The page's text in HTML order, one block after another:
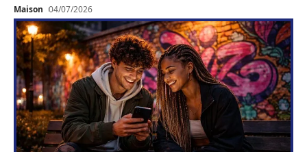
Maison 04/07/2026